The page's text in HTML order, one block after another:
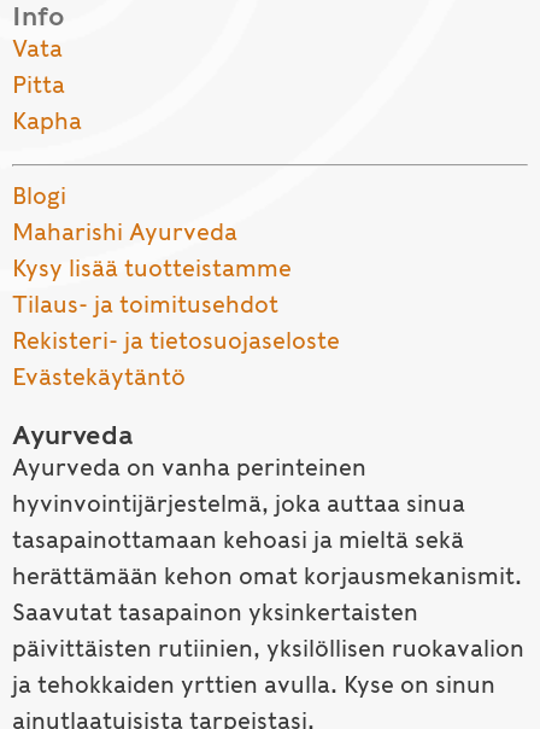
Info
Vata
Pitta
Kapha
Blogi
Maharishi Ayurveda
Kysy lisää tuotteistamme
Tilaus- ja toimitusehdot
Rekisteri- ja tietosuojaseloste
Evästekäytäntö
Ayurveda
Ayurveda on vanha perinteinen
hyvinvointijärjestelmä, joka auttaa sinua
tasapainottamaan kehoasi ja mieltä sekä
herättämään kehon omat korjausmekanismit.
Saavutat tasapainon yksinkertaisten
päivittäisten rutiinien, yksilöllisen ruokavalion
ja tehokkaiden yrttien avulla. Kyse on sinun
ainutlaatuisista tarpeistasi.